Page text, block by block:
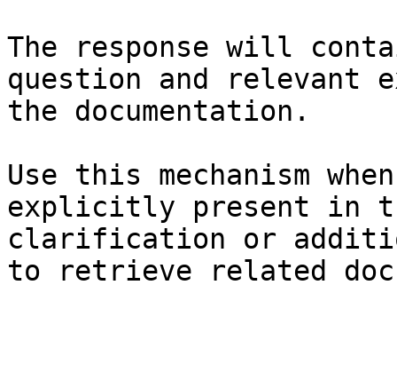
The response will
question and relevant
the documentation.
Use this mechanism
explicitly present in
clarification or